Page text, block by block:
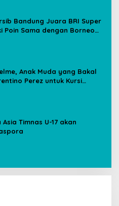
Bandung Juara BRI Super
Poin Sama dengan Borneo
Anak Muda yang Bakal
Perez untuk Kursi
Timnas U-17 akan